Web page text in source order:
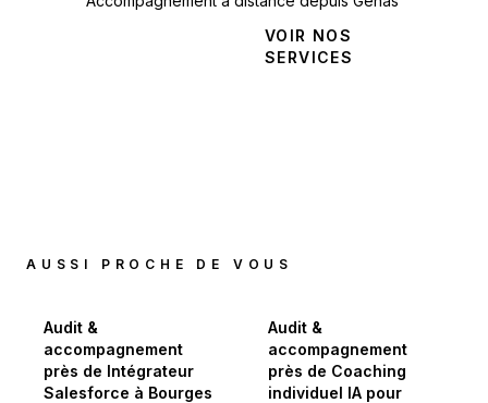
VOIR NOS
SERVICES
AUSSI PROCHE DE VOUS
Audit &
accompagnement
près de Intégrateur
Salesforce à Bourges
Audit &
accompagnement
près de Coaching
individuel IA pour